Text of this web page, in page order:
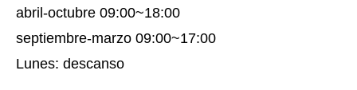
abril-octubre 09:00~18:00
septiembre-marzo 09:00~17:00
Lunes: descanso